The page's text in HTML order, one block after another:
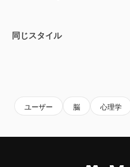
同じスタイル
ユーザー 脳 心理学